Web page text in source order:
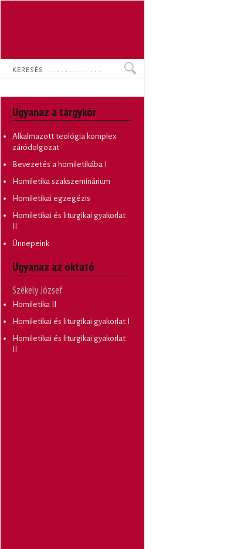
Keresés
Ugyanaz a tárgykör
Alkalmazott teológia komplex
záródolgozat
Bevezetés a homiletikába I
Homiletika szakszeminárium
Homiletikai egzegézis
Homiletikai és liturgikai gyakorlat
II
Ünnepeink
Ugyanaz az oktató
Székely József
Homiletika II
Homiletikai és liturgikai gyakorlat I
Homiletikai és liturgikai gyakorlat